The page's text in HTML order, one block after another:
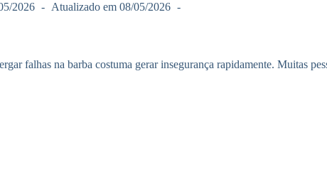
2026 Atualizado em 08/05/2026
falhas na barba costuma gerar insegurança rapidamente. Muitas